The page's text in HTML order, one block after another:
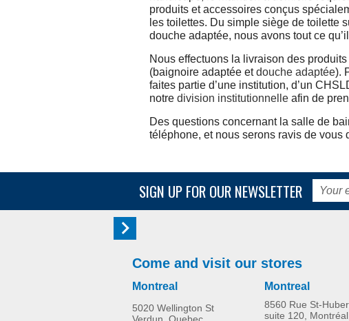
produits et accessoires conçus
les toilettes. Du simple siège de toilette
douche adaptée, nous avons tout ce
Nous effectuons la livraison des
(baignoire adaptée etdouche adaptée).
faites partie d’une institution, d’un
notre division institutionnelle afin de
Des questions concernant la salle de
téléphone, et nous serons ravis de vous
SIGN UP FOR OUR NEWSLETTER
Come and visit our stores
Montreal
5020 Wellington St
Montreal
8560 Rue St-
suite 120,